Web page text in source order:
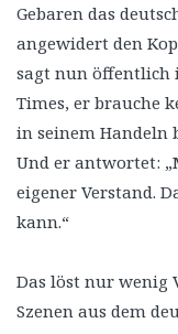
Gebaren das
angewidert den
sagt nun öffentlich
Times, er brauche
in seinem Handeln
Und er antwortet:
eigener Verstand.
kann.“
Das löst nur wenig
Szenen aus dem